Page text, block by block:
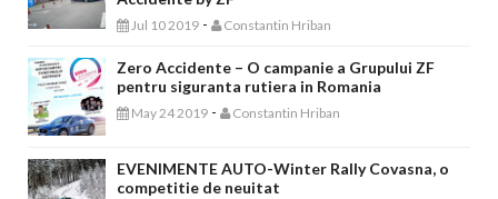
Jul 10 2019 - Constantin Hriban
Zero Accidente – O campanie a Grupului ZF
pentru siguranta rutiera in Romania
May 24 2019 - Constantin Hriban
EVENIMENTE AUTO-Winter Rally Covasna, o
competitie de neuitat